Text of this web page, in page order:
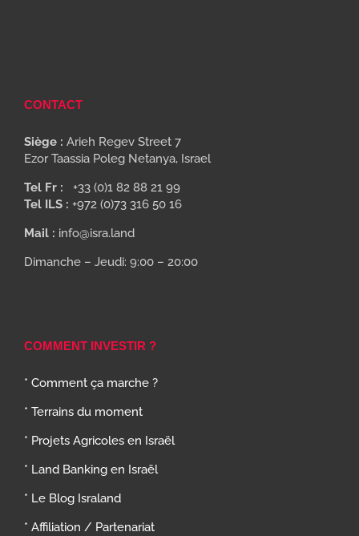
CONTACT
Siège : Arieh Regev Street 7
Ezor Taassia Poleg Netanya, Israel
Tel Fr : +33 (0)1 82 88 21 99
Tel ILS : +972 (0)73 316 50 16
Mail : info@isra.land
Dimanche – Jeudi: 9:00 – 20:00
COMMENT INVESTIR ?
* Comment ça marche ?
* Terrains du moment
* Projets Agricoles en Israël
* Land Banking en Israël
* Le Blog Israland
* Affiliation / Partenariat